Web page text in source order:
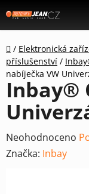
na
obsah
Domů
/ Elektronická
příslušenství /
nabíječka VW
Inbay®
Průměrné
hodnocení
Neohodnoceno
Značka: Inbay